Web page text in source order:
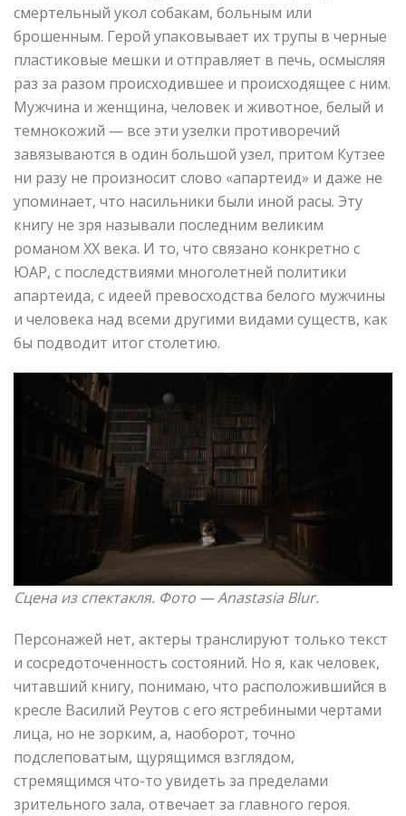
смертельный укол собакам, больным или
брошенным. Герой упаковывает их трупы в черные
пластиковые мешки и отправляет в печь, осмысляя
раз за разом происходившее и происходящее с ним.
Мужчина и женщина, человек и животное, белый и
темнокожий — все эти узелки противоречий
завязываются в один большой узел, притом Кутзее
ни разу не произносит слово «апартеид» и даже не
упоминает, что насильники были иной расы. Эту
книгу не зря называли последним великим
романом XX века. И то, что связано конкретно с
ЮАР, с последствиями многолетней политики
апартеида, с идеей превосходства белого мужчины
и человека над всеми другими видами существ, как
бы подводит итог столетию.
Сцена из спектакля. Фото —Anastasia Blur.
Персонажей нет, актеры транслируют только текст
и сосредоточенность состояний. Но я, как человек,
читавший книгу, понимаю, что расположившийся в
кресле Василий Реутов с его ястребиными чертами
лица, но не зорким, а, наоборот, точно
подслеповатым, щурящимся взглядом,
стремящимся что-то увидеть за пределами
зрительного зала, отвечает за главного героя.